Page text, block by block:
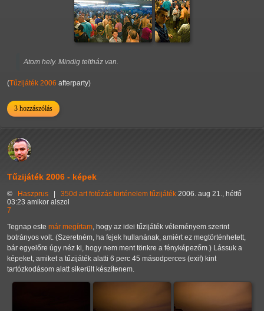
Atom hely. Mindig teltház van.
(Tűzijáték 2006 afterparty)
3 hozzászólás
Tűzijáték 2006 - képek
© Haszprus | 350d art fotózás történelem tűzijáték 2006. aug 21., hétfő
03:23 amikor alszol
7
Tegnap este már megírtam , hogy az idei tűzijáték véleményem szerint
botrányos volt. (Szeretném, ha fejek hullanának, amiért ez megtörténhetett,
bár egyelőre úgy néz ki, hogy nem ment tönkre a fényképezőm.) Lássuk a
képeket, amiket a tűzijáték alatti 6 perc 45 másodperces (exif) kint
tartózkodásom alatt sikerült készítenem.